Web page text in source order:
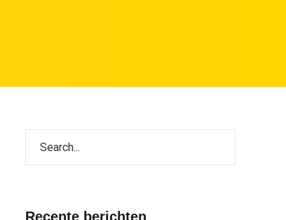
Recente berichten